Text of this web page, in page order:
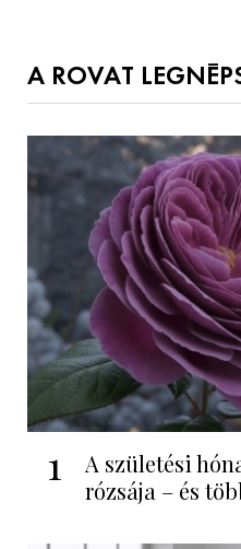
A ROVAT
1
A születési
rózsája – és